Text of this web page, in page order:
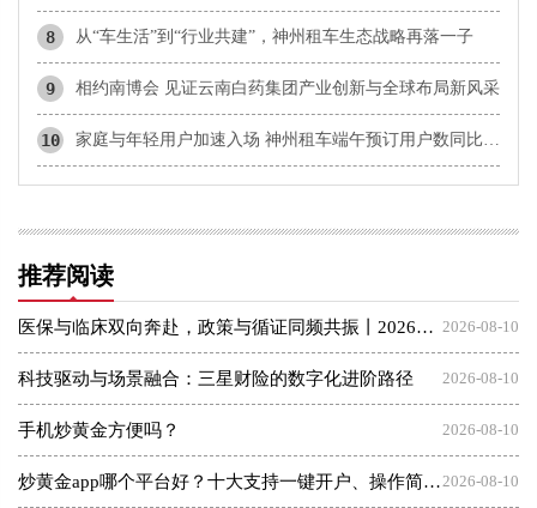
8 从“车生活”到“行业共建”，神州租车生态战略再落一子
9 相约南博会 见证云南白药集团产业创新与全球布局新风采
10 家庭与年轻用户加速入场 神州租车端午预订用户数同比翻倍增长
推荐阅读
2026-08-10
医保与临床双向奔赴，政策与循证同频共振丨2026医保新政策下医疗与医保高质量发展交流会圆满落幕，谱写三医协同新篇章
2026-08-10
科技驱动与场景融合：三星财险的数字化进阶路径
2026-08-10
手机炒黄金方便吗？
2026-08-10
炒黄金app哪个平台好？十大支持一键开户、操作简单的交易软件